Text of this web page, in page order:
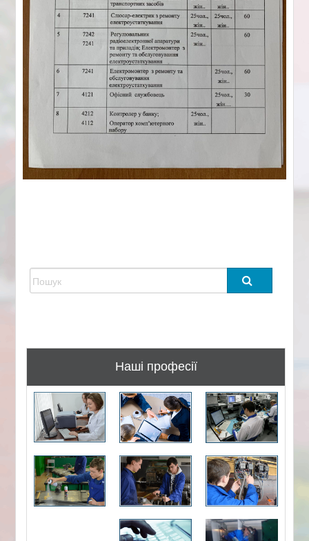
Наші професії